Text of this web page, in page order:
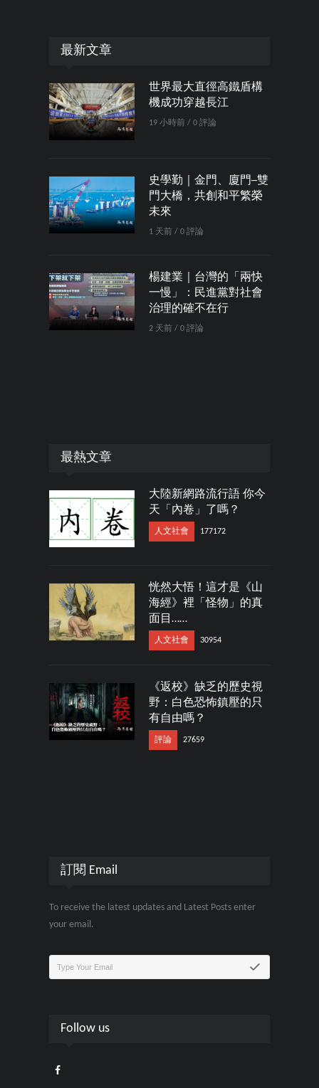
最新文章
世界最大直徑高鐵盾構
機成功穿越長江
19 小時前 / 0 評論
史學勤｜金門、廈門─雙
門大橋，共創和平繁榮
未來
1 天前 / 0 評論
楊建業｜台灣的「兩快
一慢」：民進黨對社會
治理的確不在行
2 天前 / 0 評論
最熱文章
大陸新網路流行語 你今
天「內卷」了嗎？
人文社會 177172
恍然大悟！這才是《山
海經》裡「怪物」的真
面目……
人文社會 30954
《返校》缺乏的歷史視
野：白色恐怖鎮壓的只
有自由嗎？
評論 27659
訂閱 Email
To receive the latest updates and Latest Posts enter
your email.
Follow us